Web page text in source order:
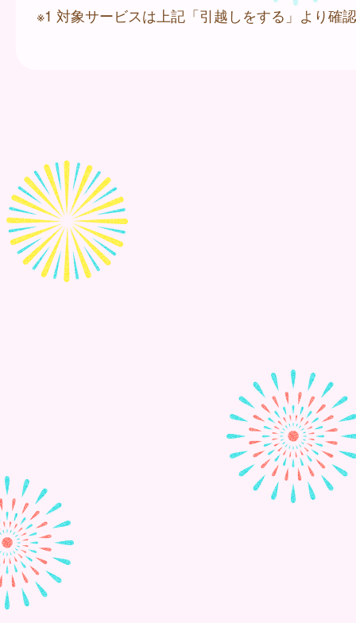
※1 対象サービスは上記「引越しをする」より確